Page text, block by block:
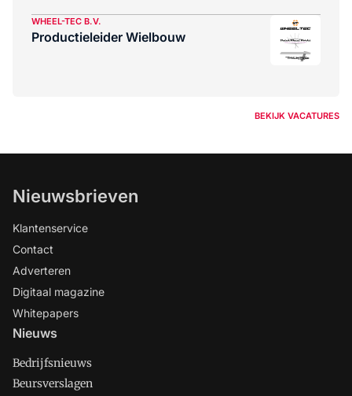
WHEEL-TEC B.V.
Productieleider Wielbouw
BEKIJK VACATURES
Nieuwsbrieven
Klantenservice
Contact
Adverteren
Digitaal magazine
Whitepapers
Nieuws
Bedrijfsnieuws
Beursverslagen